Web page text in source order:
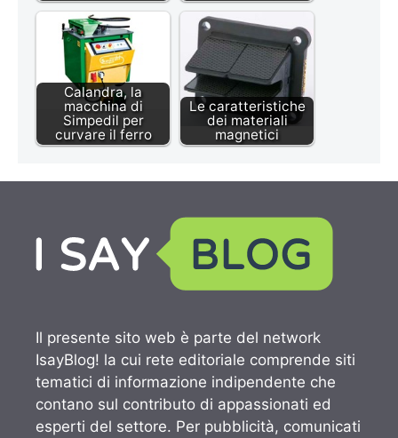
Calandra, la
macchina di
Simpedil per
curvare il ferro
Le caratteristiche
dei materiali
magnetici
Il presente sito web è parte del network
IsayBlog! la cui rete editoriale comprende siti
tematici di informazione indipendente che
contano sul contributo di appassionati ed
esperti del settore. Per pubblicità, comunicati